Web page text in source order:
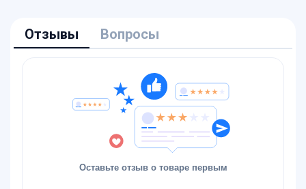
Отзывы Вопросы
Оставьте отзыв о товаре первым